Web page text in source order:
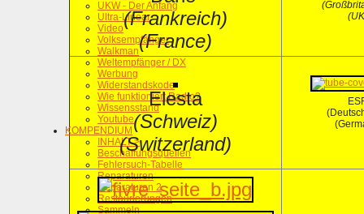
UKW - Der Anfang
Ultra-Linear
Video
Volksempfänger
Walkman
Weltempfänger / DX
Werbung
Widerstandskode
Wie funktioniert Radio?
Wissensstand
Youtube
KOMPENDIUM
INHALT >
Beschaffungsquellen
Fehlersuch-Tabelle
Reparaturen
Reparaturen 2
Restaurierungen
Sammeln
(Frankreich)
(France)
Elesta
(Schweiz)
(Switzerland)